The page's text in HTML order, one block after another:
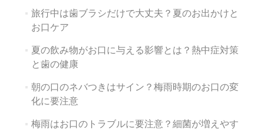
旅行中は歯ブラシだけで大丈夫？夏のお出かけと
お口ケア
夏の飲み物がお口に与える影響とは？熱中症対策
と歯の健康
朝の口のネバつきはサイン？梅雨時期のお口の変
化に要注意
梅雨はお口のトラブルに要注意？細菌が増えやす